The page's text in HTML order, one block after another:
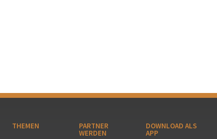
THEMEN PARTNER
WERDEN
DOWNLOAD ALS
APP